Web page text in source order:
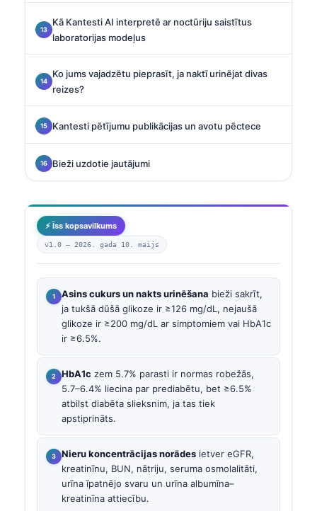
Kā Kantesti AI interpretē ar noctūriju saistītus
laboratorijas modeļus
Ko jums vajadzētu pieprasīt, ja naktī urinējat divas
reizes?
Kantesti pētījumu publikācijas un avotu pēctece
Bieži uzdotie jautājumi
⚡ Īss kopsavilkums
v1.0 — 2026. gada 10. maijs
Asins cukurs un nakts urinēšana bieži sakrīt,
ja tukšā dūšā glikoze ir ≥126 mg/dL, nejaušā
glikoze ir ≥200 mg/dL ar simptomiem vai HbA1c
ir ≥6.5%.
HbA1c zem 5.7% parasti ir normas robežās,
5.7–6.4% liecina par prediabētu, bet ≥6.5%
atbilst diabēta slieksnim, ja tas tiek
apstiprināts.
Nieru koncentrācijas norādes ietver eGFR,
kreatinīnu, BUN, nātriju, seruma osmolalitāti,
urīna īpatnējo svaru un urīna albumīna–
kreatinīna attiecību.